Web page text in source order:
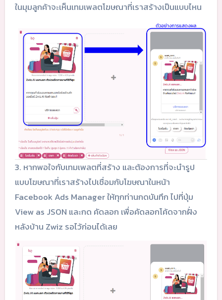
ในมุมลูกค้าจะเห็นเทมเพลตโฆษณาที่เราสร้างเป็นแบบไหน
3. หากพอใจกับเทมเพลตที่สร้าง และต้องการที่จะนำรูป
แบบโฆษณาที่เราสร้างไปเชื่อมกับโฆษณาในหน้า
Facebook Ads Manager ให้ทุกท่านกดบันทึก ไปที่ปุ่ม
View as JSON และกด คัดลอก เพื่อคัดลอกโค้ดจากฝั่ง
หลังบ้าน Zwiz รอไว้ก่อนได้เลย